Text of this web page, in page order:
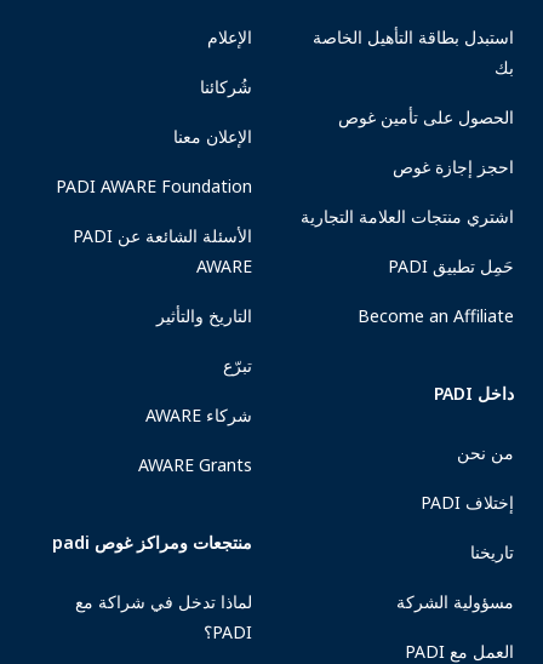
استبدل بطاقة التأهيل الخاصة
بك
الحصول على تأمين غوص
احجز إجازة غوص
اشتري منتجات العلامة التجارية
حَمِل تطبيق PADI
Become an Affiliate
داخل PADI
من نحن
إختلاف PADI
تاريخنا
مسؤولية الشركة
العمل مع PADI
الإعلام
شُركائنا
الإعلان معنا
PADI AWARE Foundation
الأسئلة الشائعة عن PADI
AWARE
التاريخ والتأثير
تبرّع
شركاء AWARE
AWARE Grants
منتجعات ومراكز غوص padi
لماذا تدخل في شراكة مع
PADI؟